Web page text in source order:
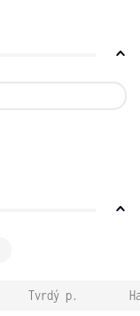
Tvrdý p.